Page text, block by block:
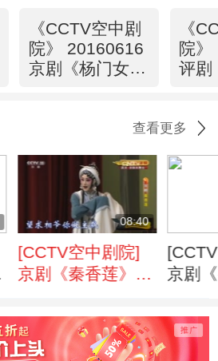
《CCTV空中剧
院》 20160616
京剧《杨门女将
《
院》
评剧
查看更多
08:40
[CCTV空中剧院]
京剧《秦香莲》
京剧